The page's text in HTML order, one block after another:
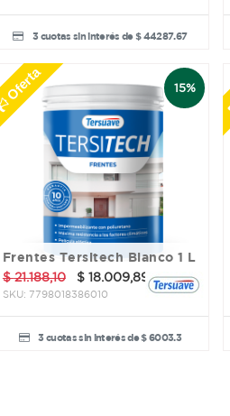
3 cuotas sin interés de $ 44287.67
15%
Oferta
Frentes Tersitech Blanco 1 L
$21.188,10 $ 18.009,89
SKU: 7798018386010
3 cuotas sin interés de $ 6003.3